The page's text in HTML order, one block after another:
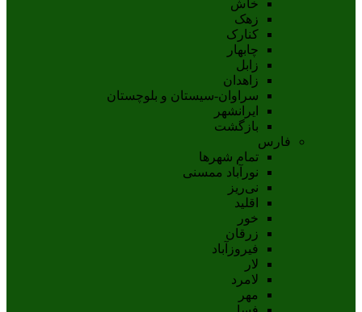
خاش
زهک
کنارک
چابهار
زابل
زاهدان
سراوان-سيستان و بلوچستان
ايرانشهر
بازگشت
فارس
تمام شهر‌ها
نورآباد ممسنی
نی‌ریز
اقلید
خور
زرقان
فیروزآباد
لار
لامرد
مهر